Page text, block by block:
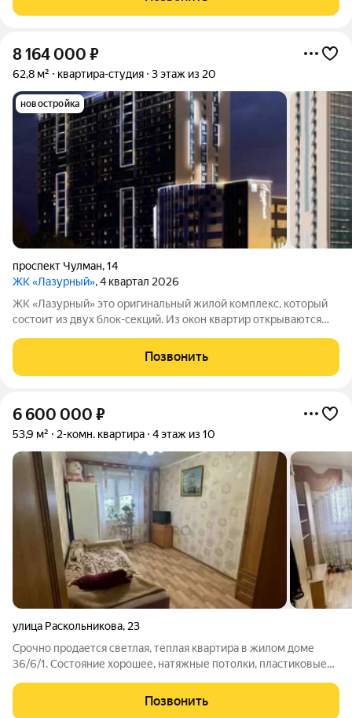
Coвременный жилой кoмплекc pядом c
8 164 000 ₽
62,8 м² квартира-студия 3 этаж из 20
новостройка
проспект Чулман,14
ЖК «Лазурный», 4 квартал 2026
ЖК «Лазурный» это оригинальный жилой комплекс, который
состоит из двух блок-секций. Из окон квартир открываются
выше можно в полной мере насладиться панорамой реки.
Поблизости находятся
Позвонить
6 600 000 ₽
53,9 м² 2-комн. квартира 4 этаж из 10
улица Раскольникова, 23
Срочно продается светлая, теплая квартира в жилом доме
36/6/1. Состояние хорошее, натяжные потолки, пластиковые
магазины, почта, остановки, Набережная. Цена занижена со
срочным выездом,
Позвонить